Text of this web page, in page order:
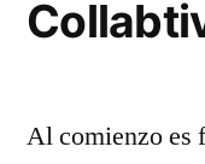
Al comienzo es